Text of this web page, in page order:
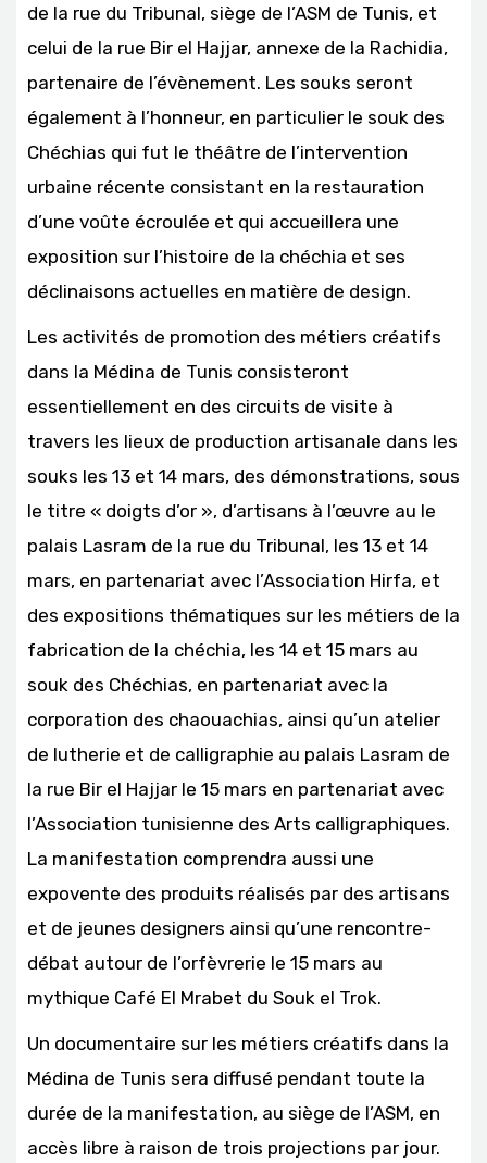
de la rue du Tribunal, siège de l’ASM de Tunis, et
celui de la rue Bir el Hajjar, annexe de la Rachidia,
partenaire de l’évènement. Les souks seront
également à l’honneur, en particulier le souk des
Chéchias qui fut le théâtre de l’intervention
urbaine récente consistant en la restauration
d’une voûte écroulée et qui accueillera une
exposition sur l’histoire de la chéchia et ses
déclinaisons actuelles en matière de design.
Les activités de promotion des métiers créatifs
dans la Médina de Tunis consisteront
essentiellement en des circuits de visite à
travers les lieux de production artisanale dans les
souks les 13 et 14 mars, des démonstrations, sous
le titre « doigts d’or », d’artisans à l’œuvre au le
palais Lasram de la rue du Tribunal, les 13 et 14
mars, en partenariat avec l’Association Hirfa, et
des expositions thématiques sur les métiers de la
fabrication de la chéchia, les 14 et 15 mars au
souk des Chéchias, en partenariat avec la
corporation des chaouachias, ainsi qu’un atelier
de lutherie et de calligraphie au palais Lasram de
la rue Bir el Hajjar le 15 mars en partenariat avec
l’Association tunisienne des Arts calligraphiques.
La manifestation comprendra aussi une
expovente des produits réalisés par des artisans
et de jeunes designers ainsi qu’une rencontre-
débat autour de l’orfèvrerie le 15 mars au
mythique Café El Mrabet du Souk el Trok.
Un documentaire sur les métiers créatifs dans la
Médina de Tunis sera diffusé pendant toute la
durée de la manifestation, au siège de l’ASM, en
accès libre à raison de trois projections par jour.